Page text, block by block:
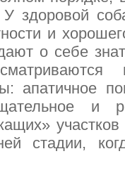
У здоровой
и
о себе
апатичное
и
стадии,